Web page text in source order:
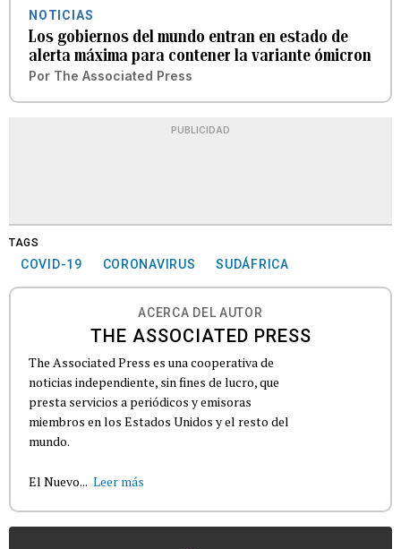
NOTICIAS
Los gobiernos del mundo entran en estado de
alerta máxima para contener la variante ómicron
Por The Associated Press
PUBLICIDAD
TAGS
COVID-19 CORONAVIRUS SUDÁFRICA
ACERCA DEL AUTOR
THE ASSOCIATED PRESS
The Associated Press es una cooperativa de
noticias independiente, sin fines de lucro, que
presta servicios a periódicos y emisoras
miembros en los Estados Unidos y el resto del
mundo.
El Nuevo... Leer más